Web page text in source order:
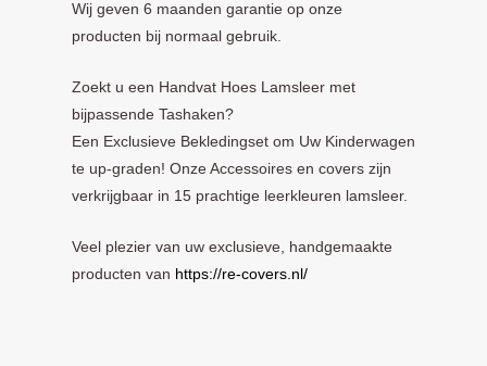
Wij geven 6 maanden garantie op onze
producten bij normaal gebruik.
Zoekt u een Handvat Hoes Lamsleer met
bijpassende Tashaken?
Een Exclusieve Bekledingset om Uw Kinderwagen
te up-graden! Onze Accessoires en covers zijn
verkrijgbaar in 15 prachtige leerkleuren lamsleer.
Veel plezier van uw exclusieve, handgemaakte
producten van https://re-covers.nl/